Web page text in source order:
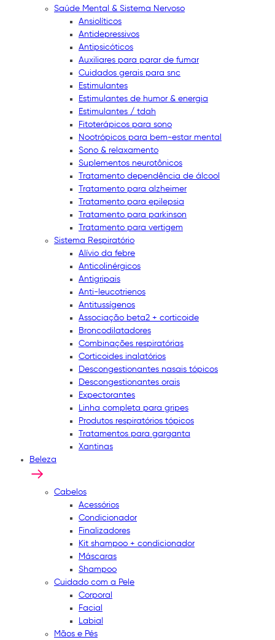
Saúde Mental & Sistema Nervoso
Ansiolíticos
Antidepressivos
Antipsicóticos
Auxiliares para parar de fumar
Cuidados gerais para snc
Estimulantes
Estimulantes de humor & energia
Estimulantes / tdah
Fitoterápicos para sono
Nootrópicos para bem-estar mental
Sono & relaxamento
Suplementos neurotônicos
Tratamento dependência de álcool
Tratamento para alzheimer
Tratamento para epilepsia
Tratamento para parkinson
Tratamento para vertigem
Sistema Respiratório
Alívio da febre
Anticolinérgicos
Antigripais
Anti-leucotrienos
Antitussígenos
Associação beta2 + corticoide
Broncodilatadores
Combinações respiratórias
Corticoides inalatórios
Descongestionantes nasais tópicos
Descongestionantes orais
Expectorantes
Linha completa para gripes
Produtos respiratórios tópicos
Tratamentos para garganta
Xantinas
Beleza
Cabelos
Acessórios
Condicionador
Finalizadores
Kit shampoo + condicionador
Máscaras
Shampoo
Cuidado com a Pele
Corporal
Facial
Labial
Mãos e Pés